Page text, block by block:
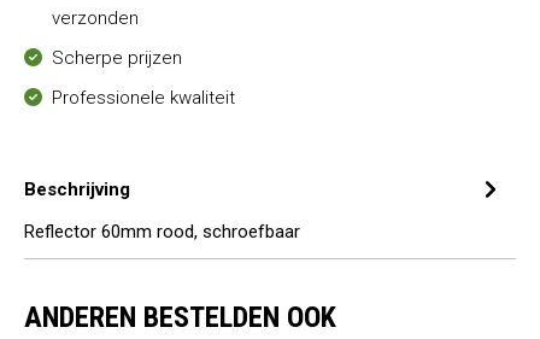
verzonden
Scherpe prijzen
Professionele kwaliteit
Beschrijving
Reflector 60mm rood, schroefbaar
ANDEREN BESTELDEN OOK